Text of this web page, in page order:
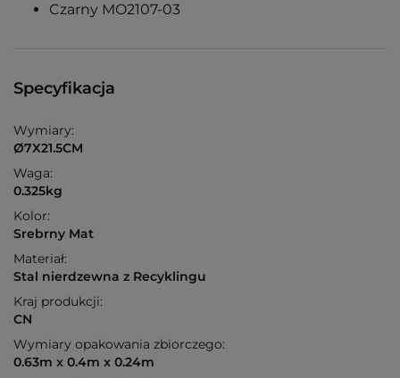
Czarny MO2107-03
Specyfikacja
Wymiary:
Ø7X21.5CM
Waga:
0.325kg
Kolor:
Srebrny Mat
Materiał:
Stal nierdzewna z Recyklingu
Kraj produkcji:
CN
Wymiary opakowania zbiorczego:
0.63m x 0.4m x 0.24m